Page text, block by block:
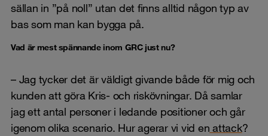
sällan in ”på noll” utan det finns alltid någon typ av
bas som man kan bygga på.
Vad är mest spännande inom GRC just nu?
– Jag tycker det är väldigt givande både för mig och
kunden att göra Kris- och riskövningar. Då samlar
jag ett antal personer i ledande positioner och går
igenom olika scenario. Hur agerar vi vid en attack?